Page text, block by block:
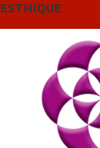
ESTHIQUE